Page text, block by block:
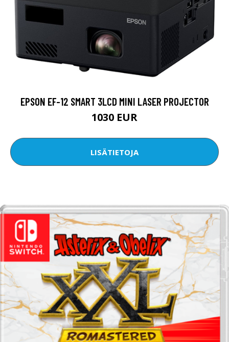
EPSON EF-12 SMART 3LCD MINI LASER PROJECTOR
1030 EUR
LISÄTIETOJA